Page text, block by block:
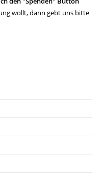
wollt, dann gebt uns bitte